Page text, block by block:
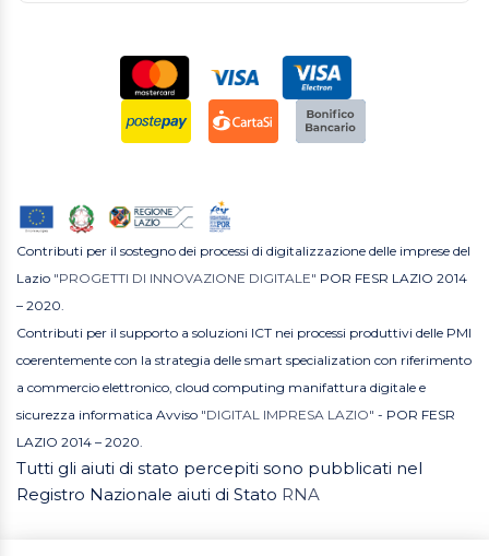
Contributi per il sostegno dei processi di digitalizzazione delle imprese del
Lazio "PROGETTI DI INNOVAZIONE DIGITALE" POR FESR LAZIO 2014
– 2020.
Contributi per il supporto a soluzioni ICT nei processi produttivi delle PMI
coerentemente con la strategia delle smart specialization con riferimento
a commercio elettronico, cloud computing manifattura digitale e
sicurezza informatica Avviso "DIGITAL IMPRESA LAZIO" - POR FESR
LAZIO 2014 – 2020.
Tutti gli aiuti di stato percepiti sono pubblicati nel
Registro Nazionale aiuti di Stato RNA